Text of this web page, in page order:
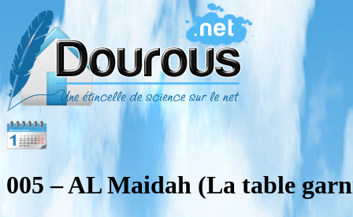
005 – AL Maidah (La table